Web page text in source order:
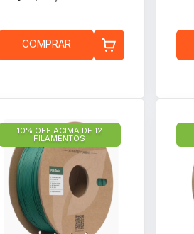
COMPRAR
10% OFF ACIMA DE 12
FILAMENTOS